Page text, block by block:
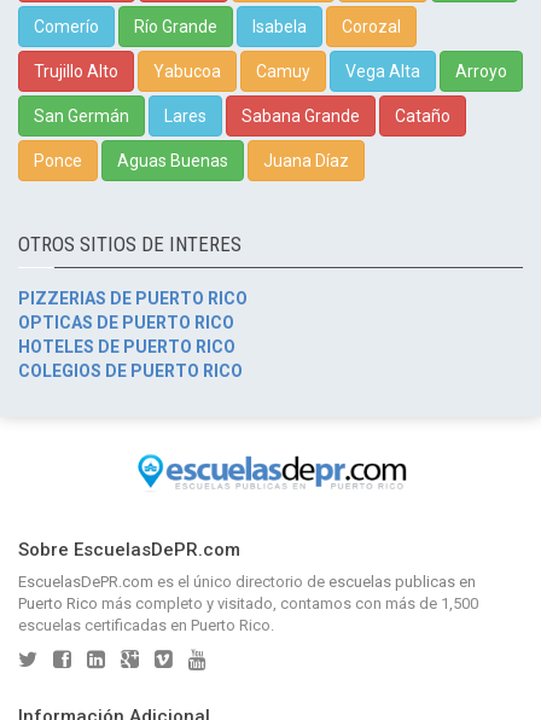
Comerío Río Grande Isabela Corozal
Trujillo Alto Yabucoa Camuy Vega Alta Arroyo
San Germán Lares Sabana Grande Cataño
Ponce Aguas Buenas Juana Díaz
OTROS SITIOS DE INTERES
PIZZERIAS DE PUERTO RICO
OPTICAS DE PUERTO RICO
HOTELES DE PUERTO RICO
COLEGIOS DE PUERTO RICO
Sobre EscuelasDePR.com
EscuelasDePR.com es el único directorio de escuelas publicas en
Puerto Rico más completo y visitado, contamos con más de 1,500
escuelas certificadas en Puerto Rico.